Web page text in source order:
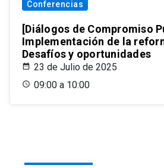
Conferencias
[Diálogos de Compromiso
Implementación de la
Desafíos y oportunidades
23 de Julio de 2025
09:00 a 10:00